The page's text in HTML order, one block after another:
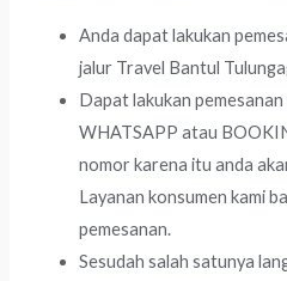
Anda dapat lakukan
jalur Travel Bantul
Dapat lakukan
WHATSAPP atau
nomor karena itu anda
Layanan konsumen kami
pemesanan.
Sesudah salah satunya